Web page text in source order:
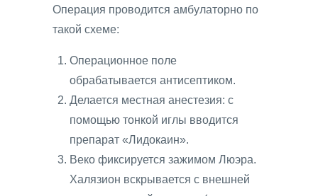
Операция проводится амбулаторно по
такой схеме:
Операционное поле
обрабатывается антисептиком.
Делается местная анестезия: с
помощью тонкой иглы вводится
препарат «Лидокаин».
Веко фиксируется зажимом Люэра.
Халязион вскрывается с внешней